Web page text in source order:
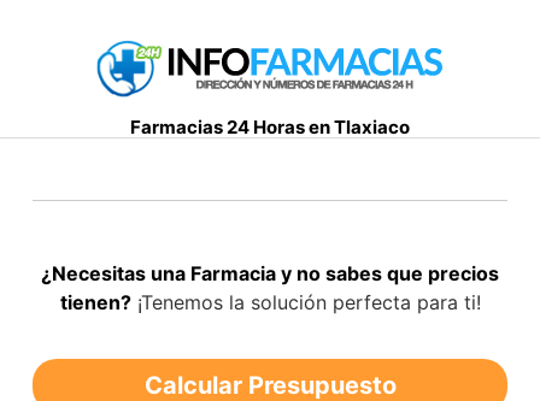
Farmacias 24 Horas en Tlaxiaco
¿Necesitas una Farmacia y no sabes que precios
tienen?¡Tenemos la solución perfecta para ti!
Calcular Presupuesto